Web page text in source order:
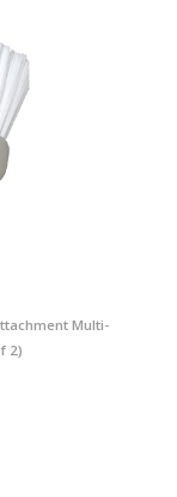
Multi-
2)